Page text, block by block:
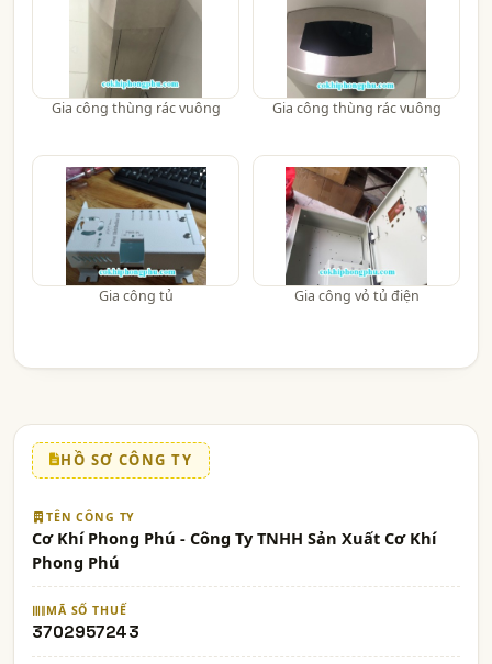
Gia công thùng rác vuông Gia công thùng rác vuông
Gia công tủ Gia công vỏ tủ điện
HỒ SƠ CÔNG TY
TÊN CÔNG TY
Cơ Khí Phong Phú - Công Ty TNHH Sản Xuất Cơ Khí
Phong Phú
MÃ SỐ THUẾ
3702957243